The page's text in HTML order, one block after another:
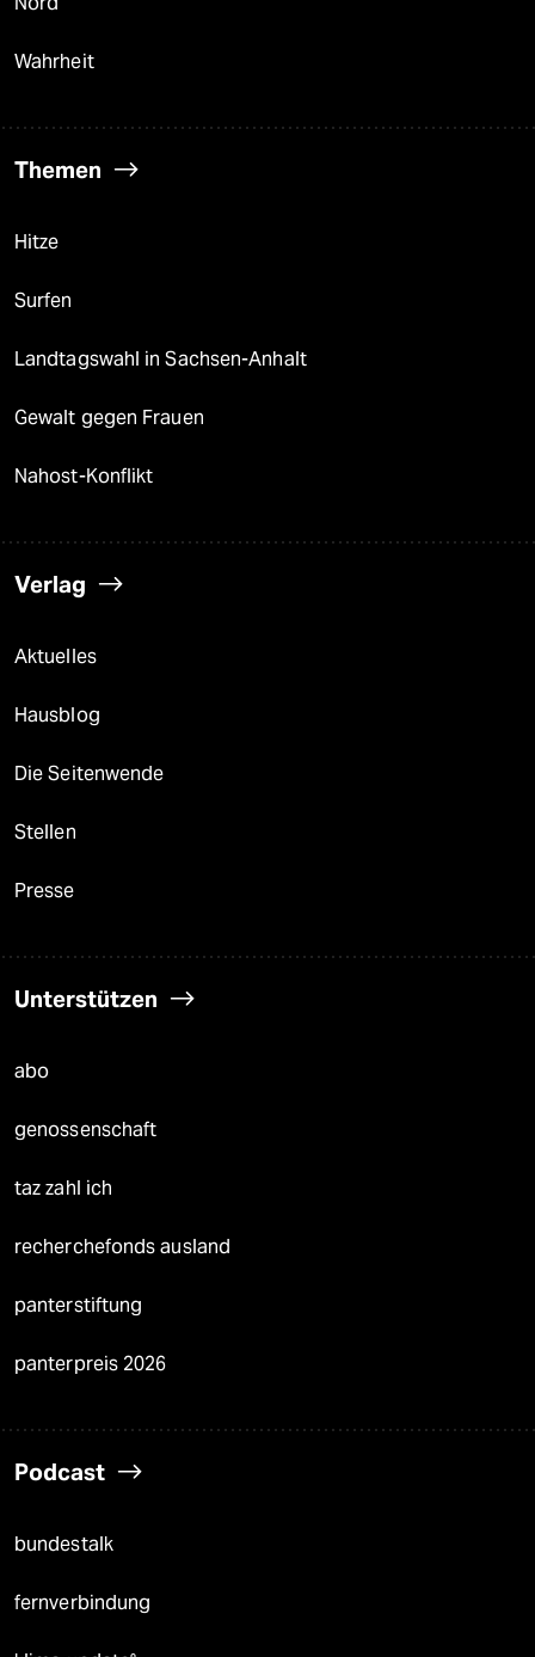
Wahrheit
Themen
Hitze
Surfen
Landtagswahl in Sachsen-Anhalt
Gewalt gegen Frauen
Nahost-Konflikt
Verlag
Aktuelles
Hausblog
Die Seitenwende
Stellen
Presse
Unterstützen
abo
genossenschaft
taz zahl ich
recherchefonds ausland
panterstiftung
panterpreis 2026
Podcast
bundestalk
fernverbindung